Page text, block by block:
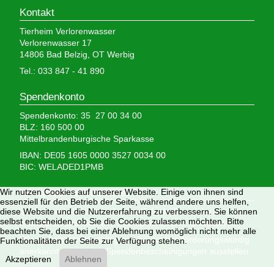
Kontakt
Tierheim Verlorenwasser
Verlorenwasser 17
14806 Bad Belzig, OT Werbig
Tel.: 033 847 - 41 890
Spendenkonto
Spendenkonto: 35 27 00 34 00
BLZ: 160 500 00
Mittelbrandenburgische Sparkasse
IBAN: DE05 1605 0000 3527 0034 00
BIC: WELADED1PMB
Wir brauchen Ihre Hilfe,
denn wir erhalten keinerlei staatliche Hilfe, sondern
finanzieren das Tierheim aus Spenden und Erbschaften.
Wir sind als gemeinnützig und besonders förderungswürdig
anerkannt und dürfen Spendenbescheinigungen ausstellen.
Wir nutzen Cookies auf unserer Website. Einige von ihnen sind
essenziell für den Betrieb der Seite, während andere uns helfen,
diese Website und die Nutzererfahrung zu verbessern. Sie können
selbst entscheiden, ob Sie die Cookies zulassen möchten. Bitte
beachten Sie, dass bei einer Ablehnung womöglich nicht mehr alle
Funktionalitäten der Seite zur Verfügung stehen.
Akzeptieren
Ablehnen